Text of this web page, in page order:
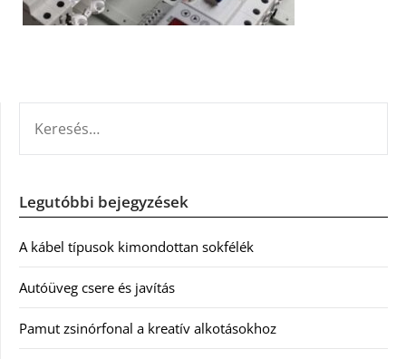
Legutóbbi bejegyzések
A kábel típusok kimondottan sokfélék
Autóüveg csere és javítás
Pamut zsinórfonal a kreatív alkotásokhoz